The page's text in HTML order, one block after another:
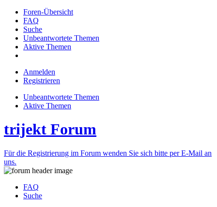
Foren-Übersicht
FAQ
Suche
Unbeantwortete Themen
Aktive Themen
Anmelden
Registrieren
Unbeantwortete Themen
Aktive Themen
trijekt Forum
Für die Registrierung im Forum wenden Sie sich bitte per E-Mail an
uns.
FAQ
Suche